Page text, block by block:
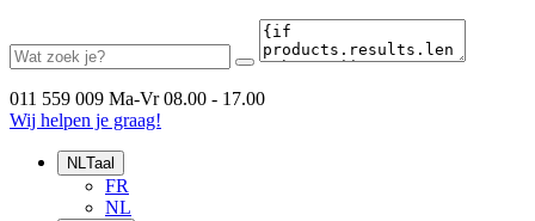
011 559 009 Ma-Vr 08.00 - 17.00
Wij helpen je graag!
NLTaal
FR
NL